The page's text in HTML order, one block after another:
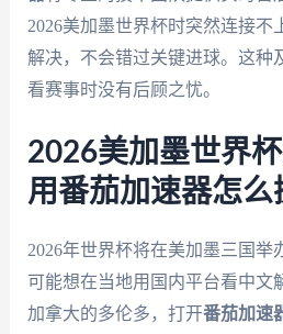
2026美加墨世界杯时突然连接不
解决，不会错过关键进球。这种
看赛事时没有后顾之忧。
2026美加墨世界杯
用番茄加速器怎么
2026年世界杯将在美加墨三国举
可能想在当地用国内平台看中文
加拿大的多伦多，打开番茄加速